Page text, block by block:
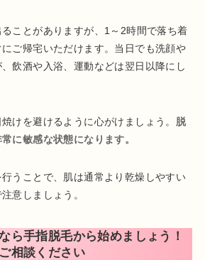
ことがありますが、1～2時間で落ち着
ご帰宅いただけます。当日でも洗顔や
飲酒や入浴、運動などは翌日以降にし
けを避けるように心がけましょう。 脱
に敏感な状態になります。
うことで、肌は通常より乾燥しやすい
意しましょう。
ら手指脱毛から始めましょう！
相談ください